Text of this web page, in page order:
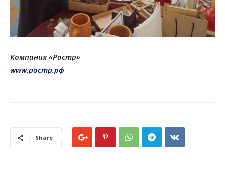
Компания «Ростр»
www.ростр.рф
Share